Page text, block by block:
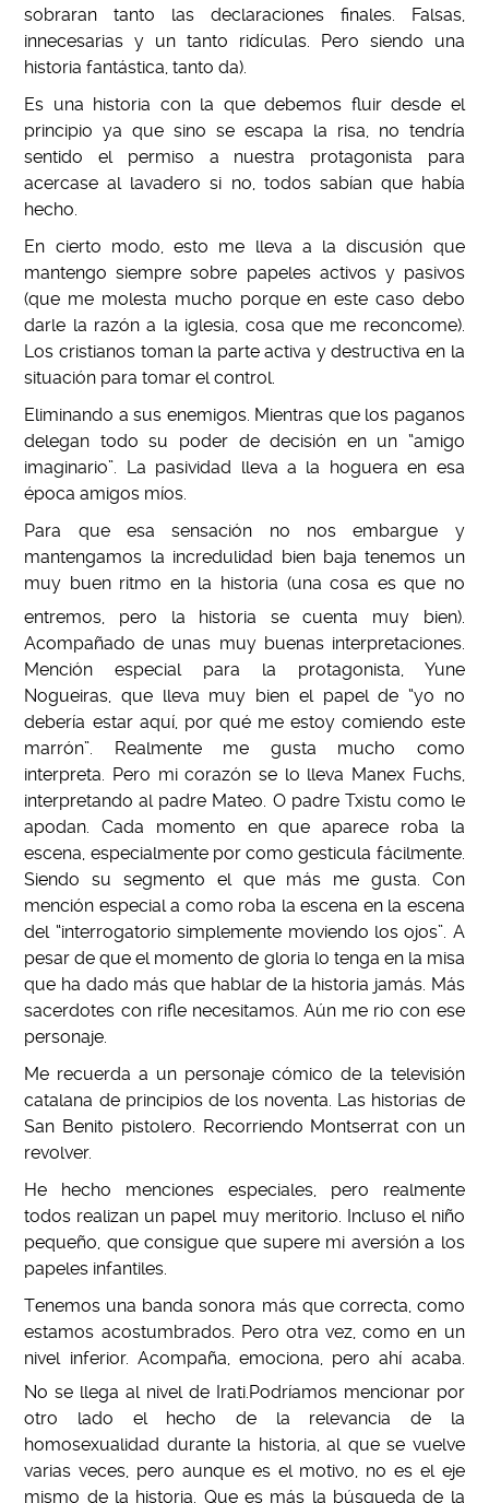
sobraran tanto las declaraciones finales. Falsas,
innecesarias y un tanto ridículas. Pero siendo una
historia fantástica, tanto da).
Es una historia con la que debemos fluir desde el
principio ya que sino se escapa la risa, no tendría
sentido el permiso a nuestra protagonista para
acercase al lavadero si no, todos sabían que había
hecho.
En cierto modo, esto me lleva a la discusión que
mantengo siempre sobre papeles activos y pasivos
(que me molesta mucho porque en este caso debo
darle la razón a la iglesia, cosa que me reconcome).
Los cristianos toman la parte activa y destructiva en la
situación para tomar el control.
Eliminando a sus enemigos. Mientras que los paganos
delegan todo su poder de decisión en un “amigo
imaginario”. La pasividad lleva a la hoguera en esa
época amigos míos.
Para que esa sensación no nos embargue y
mantengamos la incredulidad bien baja tenemos un
muy buen ritmo en la historia (una cosa es que no
entremos, pero la historia se cuenta muy bien).
Acompañado de unas muy buenas interpretaciones.
Mención especial para la protagonista, Yune
Nogueiras, que lleva muy bien el papel de “yo no
debería estar aquí, por qué me estoy comiendo este
marrón”. Realmente me gusta mucho como
interpreta. Pero mi corazón se lo lleva Manex Fuchs,
interpretando al padre Mateo. O padre Txistu como le
apodan. Cada momento en que aparece roba la
escena, especialmente por como gesticula fácilmente.
Siendo su segmento el que más me gusta. Con
mención especial a como roba la escena en la escena
del “interrogatorio simplemente moviendo los ojos”. A
pesar de que el momento de gloria lo tenga en la misa
que ha dado más que hablar de la historia jamás. Más
sacerdotes con rifle necesitamos. Aún me rio con ese
personaje.
Me recuerda a un personaje cómico de la televisión
catalana de principios de los noventa. Las historias de
San Benito pistolero. Recorriendo Montserrat con un
revolver.
He hecho menciones especiales, pero realmente
todos realizan un papel muy meritorio. Incluso el niño
pequeño, que consigue que supere mi aversión a los
papeles infantiles.
Tenemos una banda sonora más que correcta, como
estamos acostumbrados. Pero otra vez, como en un
nivel inferior. Acompaña, emociona, pero ahí acaba.
No se llega al nivel de Irati. Podríamos mencionar por
otro lado el hecho de la relevancia de la
homosexualidad durante la historia, al que se vuelve
varias veces, pero aunque es el motivo, no es el eje
mismo de la historia. Que es más la búsqueda de la